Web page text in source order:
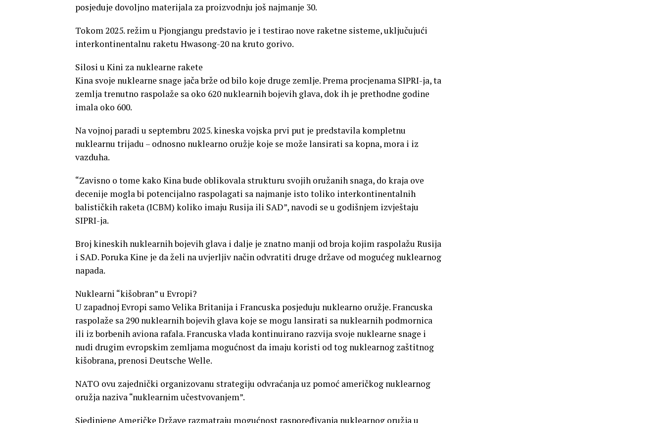
posjeduje dovoljno materijala za proizvodnju još najmanje 30.
Tokom 2025. režim u Pjongjangu predstavio je i testirao nove raketne sisteme, uključujući
interkontinentalnu raketu Hwasong-20 na kruto gorivo.
Silosi u Kini za nuklearne rakete
Kina svoje nuklearne snage jača brže od bilo koje druge zemlje. Prema procjenama SIPRI-ja, ta
zemlja trenutno raspolaže sa oko 620 nuklearnih bojevih glava, dok ih je prethodne godine
imala oko 600.
Na vojnoj paradi u septembru 2025. kineska vojska prvi put je predstavila kompletnu
nuklearnu trijadu – odnosno nuklearno oružje koje se može lansirati sa kopna, mora i iz
vazduha.
“Zavisno o tome kako Kina bude oblikovala strukturu svojih oružanih snaga, do kraja ove
decenije mogla bi potencijalno raspolagati sa najmanje isto toliko interkontinentalnih
balističkih raketa (ICBM) koliko imaju Rusija ili SAD”, navodi se u godišnjem izvještaju
SIPRI-ja.
Broj kineskih nuklearnih bojevih glava i dalje je znatno manji od broja kojim raspolažu Rusija
i SAD. Poruka Kine je da želi na uvjerljiv način odvratiti druge države od mogućeg nuklearnog
napada.
Nuklearni “kišobran” u Evropi?
U zapadnoj Evropi samo Velika Britanija i Francuska posjeduju nuklearno oružje. Francuska
raspolaže sa 290 nuklearnih bojevih glava koje se mogu lansirati sa nuklearnih podmornica
ili iz borbenih aviona rafala. Francuska vlada kontinuirano razvija svoje nuklearne snage i
nudi drugim evropskim zemljama mogućnost da imaju koristi od tog nuklearnog zaštitnog
kišobrana, prenosi Deutsche Welle.
NATO ovu zajednički organizovanu strategiju odvraćanja uz pomoć američkog nuklearnog
oružja naziva “nuklearnim učestvovanjem”.
​Sjedinjene Američke Države razmatraju mogućnost raspoređivanja nuklearnog oružja u